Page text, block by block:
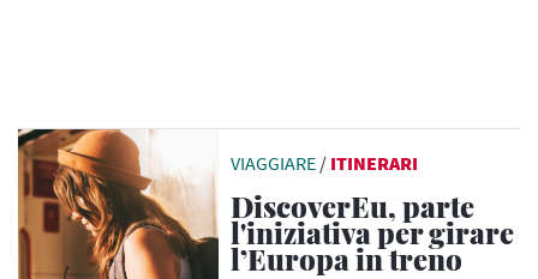
VIAGGIARE / ITINERARI
DiscoverEu, parte
l'iniziativa per girare
l’Europa in treno